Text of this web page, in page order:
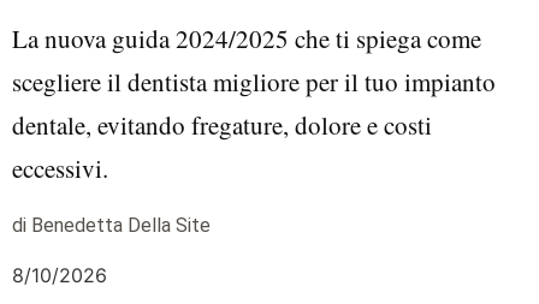
La nuova guida 2024/2025 che ti spiega come
scegliere il dentista migliore per il tuo impianto
dentale, evitando fregature, dolore e costi
eccessivi.
di Benedetta Della Site
8/10/2026